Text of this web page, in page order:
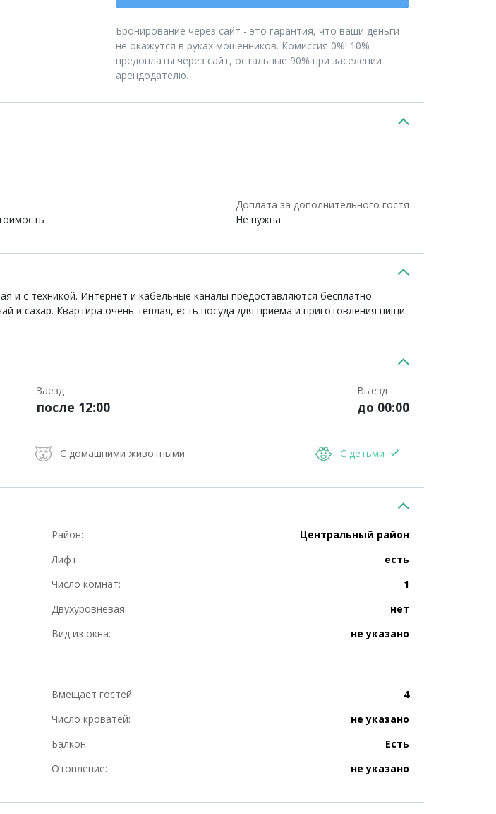
Бронирование через сайт - это гарантия, что ваши деньги
не окажутся в руках мошенников. Комиссия 0%! 10%
предоплаты через сайт, остальные 90% при заселении
арендодателю.
Доплата за дополнительного гостя
Не нужна
и с техникой. Интернет и кабельные каналы предоставляются бесплатно.
и сахар. Квартира очень теплая, есть посуда для приема и приготовления пищи.
Заезд
после 12:00
Выезд
до 00:00
С домашними животными С детьми
Район:
Центральный район
Лифт:
есть
Число комнат:
1
Двухуровневая:
нет
Вид из окна:
не указано
Вмещает гостей:
4
Число кроватей:
не указано
Балкон:
Есть
Отопление: не указано